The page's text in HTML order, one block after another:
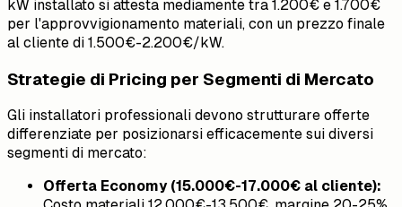
kW installato si attesta mediamente tra 1.200€ e 1.700€
per l'approvvigionamento materiali, con un prezzo finale
al cliente di 1.500€-2.200€/kW.
Strategie di Pricing per Segmenti di Mercato
Gli installatori professionali devono strutturare offerte
differenziate per posizionarsi efficacemente sui diversi
segmenti di mercato:
Offerta Economy (15.000€-17.000€ al cliente):